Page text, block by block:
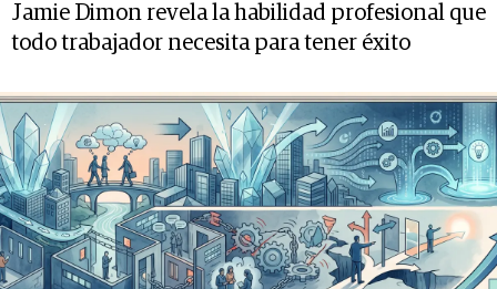
Jamie Dimon revela la habilidad profesional que
todo trabajador necesita para tener éxito